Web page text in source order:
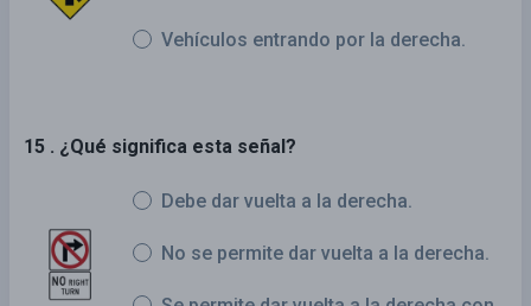
Vehículos entrando por la derecha.
15 . ¿Qué significa esta señal?
Debe dar vuelta a la derecha.
No se permite dar vuelta a la derecha.